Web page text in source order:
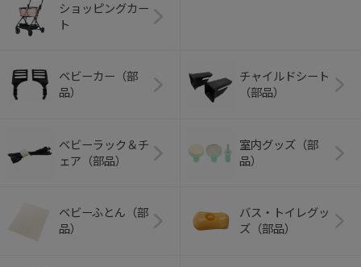
ショッピングカー
ト
ベビーカー（部
品）
チャイルドシート
（部品）
ベビーラック＆チ
ェア（部品）
室内グッズ（部
品）
ベビーふとん（部
品）
バス・トイレグッ
ズ（部品）